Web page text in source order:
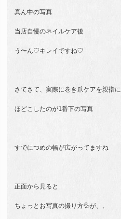
真ん中の写真
当店自慢のネイルケア後
う〜ん♡キレイですね♡
さてさて、実際に巻き爪ケアを親指に
ほどこしたのが1番下の写真
すでにつめの幅が広がってますね
正面から見ると
ちょっとお写真の撮り方💦が、、